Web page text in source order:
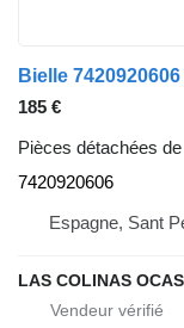
Bielle
185 €
Pièces détachées
7420920606
Espagne, Sant
LAS COLINAS